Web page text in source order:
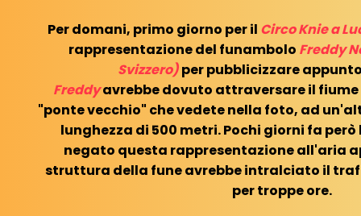
Per domani, primo giorno per il Circo Knie a
rappresentazione del funambolo Freddy
Svizzero)per pubblicizzare
Freddyavrebbe dovuto attraversare il
"ponte vecchio" che vedete nella foto, ad
lunghezza di 500 metri. Pochi giorni fa
negato questa rappresentazione all'aria
struttura della fune avrebbe intralciato il
per troppe ore.